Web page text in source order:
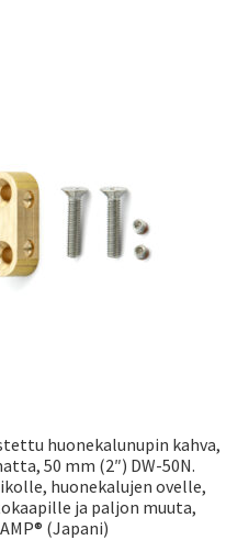
huonekalunupin kahva,
50 mm (2″) DW-50N.
huonekalujen ovelle,
ja paljon muuta,
(Japani)